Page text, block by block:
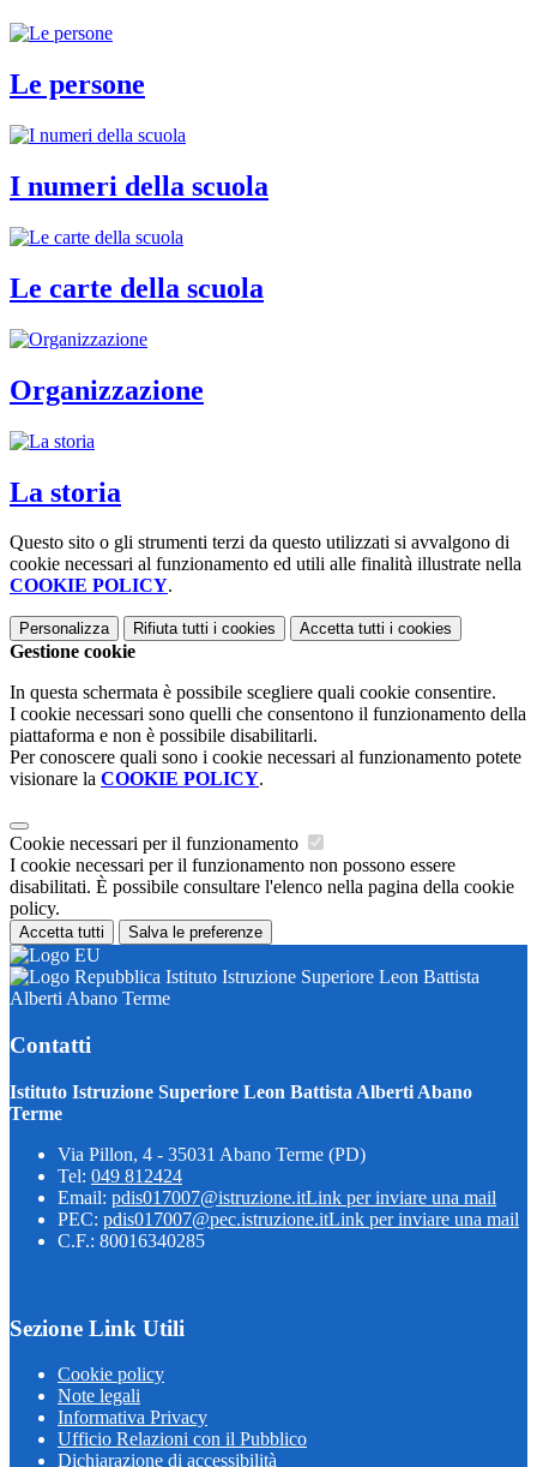
Le persone
I numeri della scuola
Le carte della scuola
Organizzazione
La storia
Questo sito o gli strumenti terzi da questo utilizzati si avvalgono di
cookie necessari al funzionamento ed utili alle finalità illustrate nella
COOKIE POLICY.
Personalizza Rifiuta tutti i cookies Accetta tutti i cookies
Gestione cookie
In questa schermata è possibile scegliere quali cookie consentire.
I cookie necessari sono quelli che consentono il funzionamento della
piattaforma e non è possibile disabilitarli.
Per conoscere quali sono i cookie necessari al funzionamento potete
visionare la COOKIE POLICY.
Cookie necessari per il funzionamento
I cookie necessari per il funzionamento non possono essere
disabilitati. È possibile consultare l'elenco nella pagina della cookie
policy.
Accetta tutti Salva le preferenze
Istituto Istruzione Superiore Leon Battista
Alberti Abano Terme
Contatti
Istituto Istruzione Superiore Leon Battista Alberti Abano
Terme
Via Pillon, 4 - 35031 Abano Terme (PD)
Tel: 049 812424
Email: pdis017007@istruzione.itLink per inviare una mail
PEC: pdis017007@pec.istruzione.itLink per inviare una mail
C.F.: 80016340285
Sezione Link Utili
Cookie policy
Note legali
Informativa Privacy
Ufficio Relazioni con il Pubblico
Dichiarazione di accessibilità